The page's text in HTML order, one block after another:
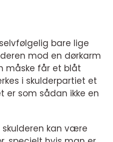
bare lige
mod en dørkarm
måske får et blåt
i skulderpartiet et
er som sådan ikke en
kan være